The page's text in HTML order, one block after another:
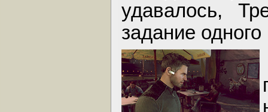
удавалось,
задание одного